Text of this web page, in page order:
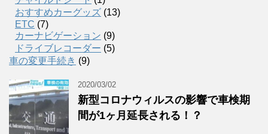
おすすめカーグッズ (13)
ETC (7)
カーナビゲーション (9)
ドライブレコーダー (5)
車の変更手続き (9)
2020/03/02
新型コロナウィルスの影響で車検期
間が1ヶ月延長される！？